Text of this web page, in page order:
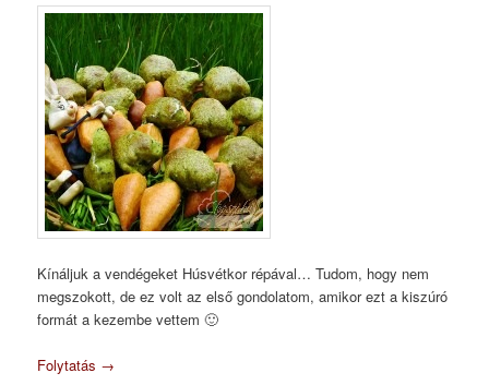
Kínáljuk a vendégeket Húsvétkor répával… Tudom, hogy nem
megszokott, de ez volt az első gondolatom, amikor ezt a kiszúró
formát a kezembe vettem 🙂
Folytatás →